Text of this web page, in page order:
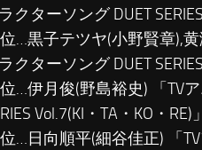
クターソング DUET
…黒子テツヤ(小野賢章),
クターソング DUET
…伊月俊(野島裕史) 「TV
Vol.7(KI・TA・KO・RE)」
…日向順平(細谷佳正) 「